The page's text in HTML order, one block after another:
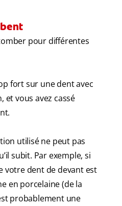
pour différentes
fort sur une dent avec
et vous avez cassé
utilisé ne peut pas
subit. Par exemple, si
votre dent de devant est
en porcelaine (de la
probablement une